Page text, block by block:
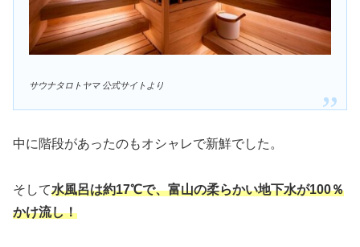
サウナタロトヤマ 公式サイトより
中に階段があったのもオシャレで新鮮でした。
そして水風呂は約17℃で、富山の柔らかい地下水が100％
かけ流し！